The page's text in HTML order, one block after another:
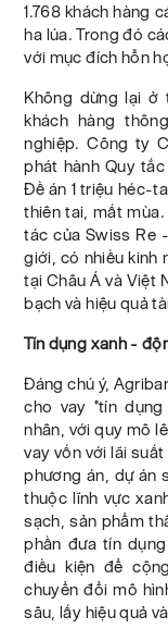
1.768 khách hàng
ha lúa. Trong đó
với mục đích hỗn
Không dừng lại ở
khách hàng
nghiệp. Công ty
phát hành Quy
Đề án 1 triệu héc-
thiên tai, mất
tác của Swiss Re
giới, có nhiều kinh
tại Châu Á và Việt
bạch và hiệu quả
Tín dụng xanh -
Đáng chú ý,
cho vay "tín
nhân, với quy mô
vay vốn với lãi
phương án, dự án
thuộc lĩnh vực
sạch, sản phẩm
phần đưa tín
điều kiện để
chuyển đổi mô
sâu, lấy hiệu quả